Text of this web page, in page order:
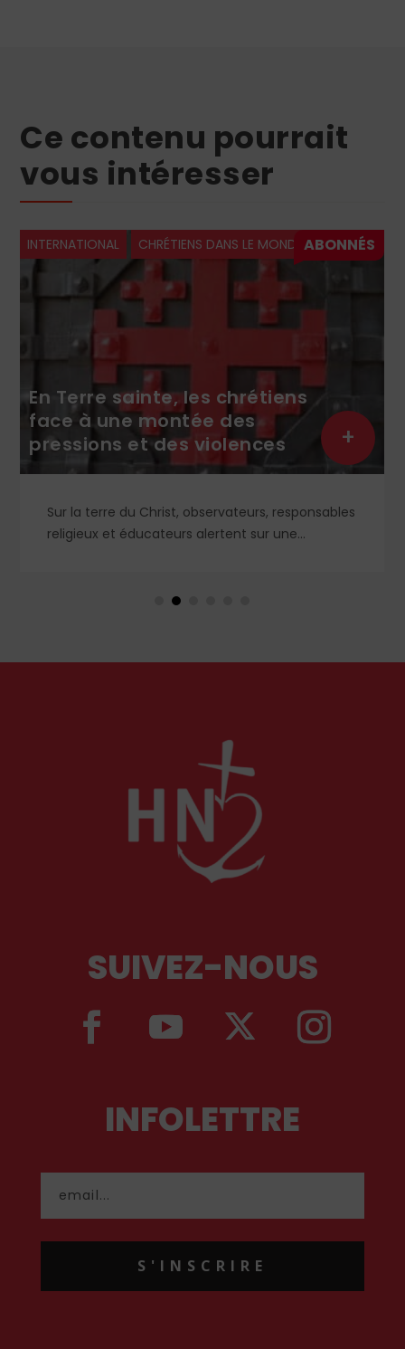
Ce contenu pourrait
vous intéresser
INTERNATIONAL CHRÉTIENS DANS LE MONDE
En Terre sainte, les chrétiens
face à une montée des
pressions et des violences
Sur la terre du Christ, observateurs, responsables
religieux et éducateurs alertent sur une
un affaiblissement durable de leur présence en
+
SUIVEZ-NOUS
INFOLETTRE
S'INSCRIRE